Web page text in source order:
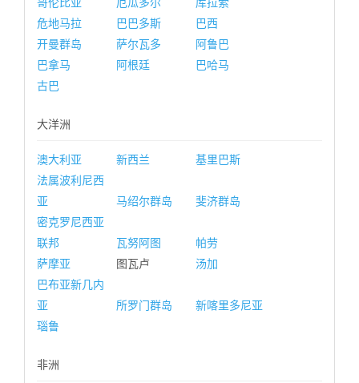
危地马拉
巴巴多斯
巴西
开曼群岛
萨尔瓦多
阿鲁巴
巴拿马
阿根廷
巴哈马
古巴
大洋洲
澳大利亚 新西兰
基里巴斯
法属波利尼西
亚
马绍尔群岛
斐济群岛
密克罗尼西亚
联邦
瓦努阿图
帕劳
萨摩亚
图瓦卢
汤加
巴布亚新几内
亚
所罗门群岛
新喀里多尼亚
瑙鲁
非洲